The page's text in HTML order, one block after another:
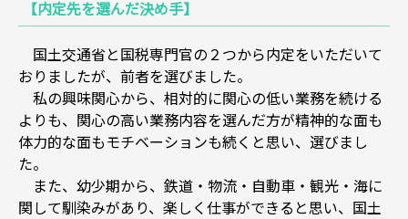
【内定先を選んだ決め手】
国土交通省と国税専門官の２つから内定をいただいて
おりましたが、前者を選びました。
私の興味関心から、相対的に関心の低い業務を続ける
よりも、関心の高い業務内容を選んだ方が精神的な面も
体力的な面もモチベーションも続くと思い、選びまし
た。
また、幼少期から、鉄道・物流・自動車・観光・海に
関して馴染みがあり、楽しく仕事ができると思い、国土